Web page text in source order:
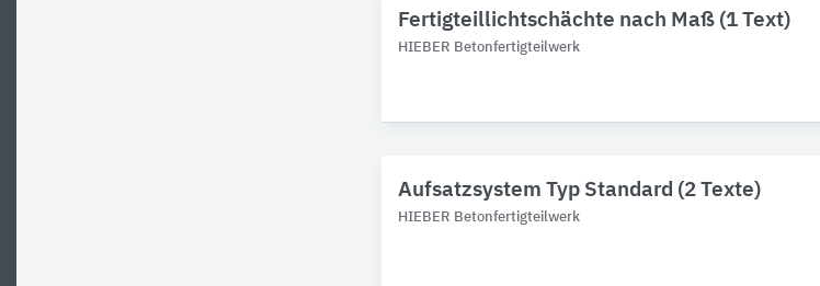
Fertigteillichtschächte nach Maß (1 Text)
HIEBER Betonfertigteilwerk
Aufsatzsystem Typ Standard (2 Texte)
HIEBER Betonfertigteilwerk